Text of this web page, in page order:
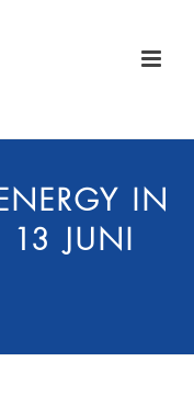
IN
13 JUNI